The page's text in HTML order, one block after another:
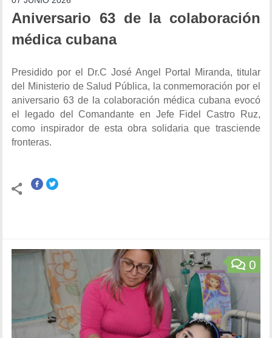
Aniversario 63 de la colaboración
médica cubana
Presidido por el Dr.C José Angel Portal Miranda, titular
del Ministerio de Salud Pública, la conmemoración por el
aniversario 63 de la colaboración médica cubana evocó
el legado del Comandante en Jefe Fidel Castro Ruz,
como inspirador de esta obra solidaria que trasciende
fronteras.
0